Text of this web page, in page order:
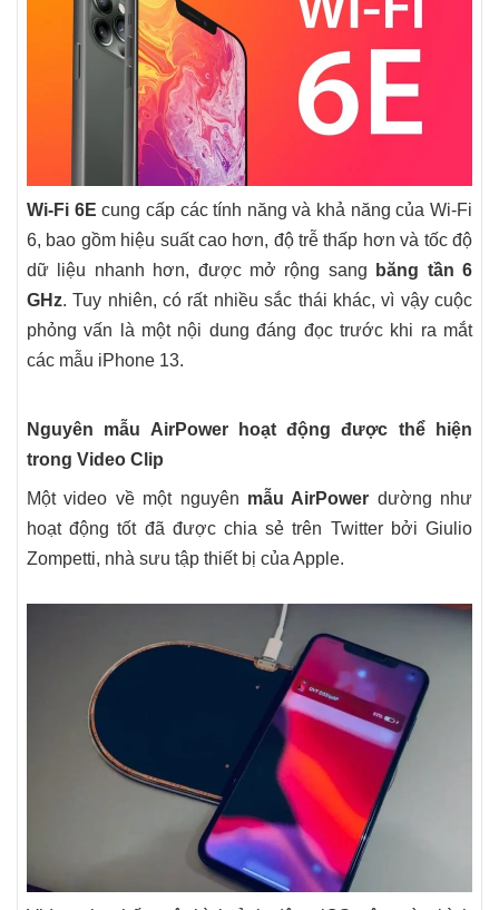
Wi-Fi 6Ecung cấp các tính năng và khả năng của Wi-Fi
6, bao gồm hiệu suất cao hơn, độ trễ thấp hơn và tốc độ
dữ liệu nhanh hơn, được mở rộng sang
băng tần 6
GHz. Tuy nhiên, có rất nhiều sắc thái khác, vì vậy cuộc
phỏng vấn là một nội dung đáng đọc trước khi ra mắt
các mẫu iPhone 13.
Nguyên mẫu AirPower hoạt động được thể hiện
trong Video Clip
Một video về một nguyên mẫu AirPower dường như
hoạt động tốt đã được chia sẻ trên Twitter bởi Giulio
Zompetti, nhà sưu tập thiết bị của Apple.